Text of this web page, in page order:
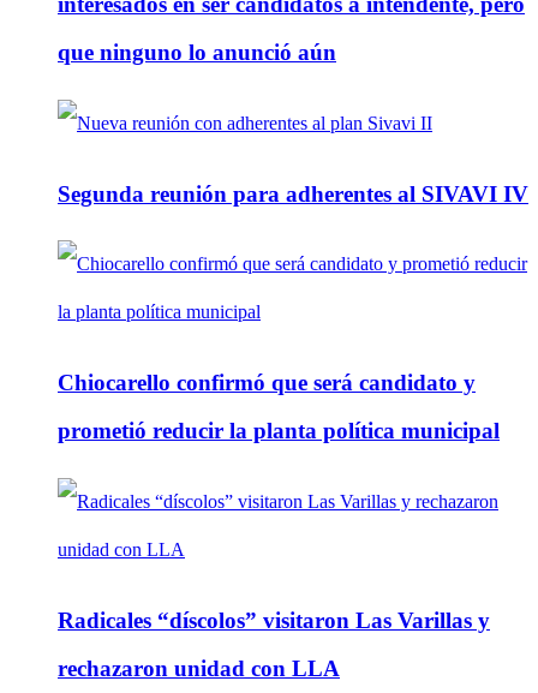
que ninguno lo anunció aún
Segunda reunión para adherentes al SIVAVI IV
Chiocarello confirmó que será candidato y
prometió reducir la planta política municipal
Radicales “díscolos” visitaron Las Varillas y
rechazaron unidad con LLA